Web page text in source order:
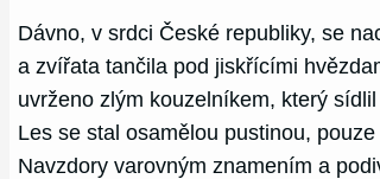
Dávno, v srdci České republiky, se
a zvířata tančila pod jiskřícími
uvrženo zlým kouzelníkem, který
Les se stal osamělou pustinou,
Navzdory varovným znamením a